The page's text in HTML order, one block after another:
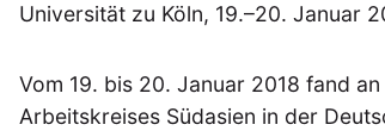
Universität zu Köln, 19.–20. Januar
Vom 19. bis 20. Januar 2018 fand
Arbeitskreises Südasien in der